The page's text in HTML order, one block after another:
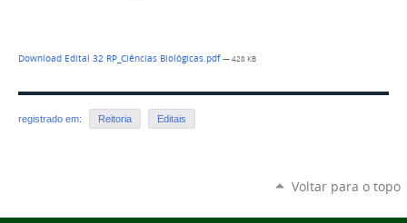
Download Edital 32 RP_Ciências Biológicas.pdf— 428 KB
registrado em: Reitoria Editais
Voltar para o topo